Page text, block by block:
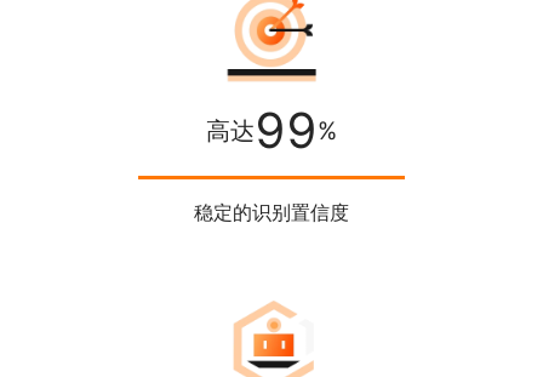
高达99%
稳定的识别置信度